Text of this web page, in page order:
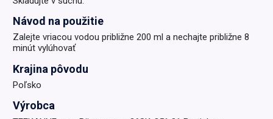
Návod na použitie
Zalejte vriacou vodou približne 200 ml a nechajte približne 8
minút vylúhovať
Krajina pôvodu
Poľsko
Výrobca